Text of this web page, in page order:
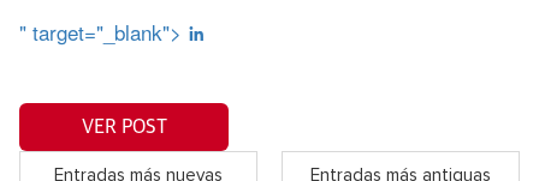
" target="_blank">
VER POST
Entradas más nuevas Entradas más antiguas